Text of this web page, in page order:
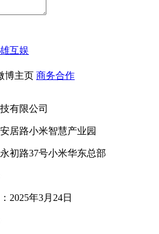
互娱
博主页 商务合作
有限公司
居路小米智慧产业园
初路37号小米华东总部
2025年3月24日